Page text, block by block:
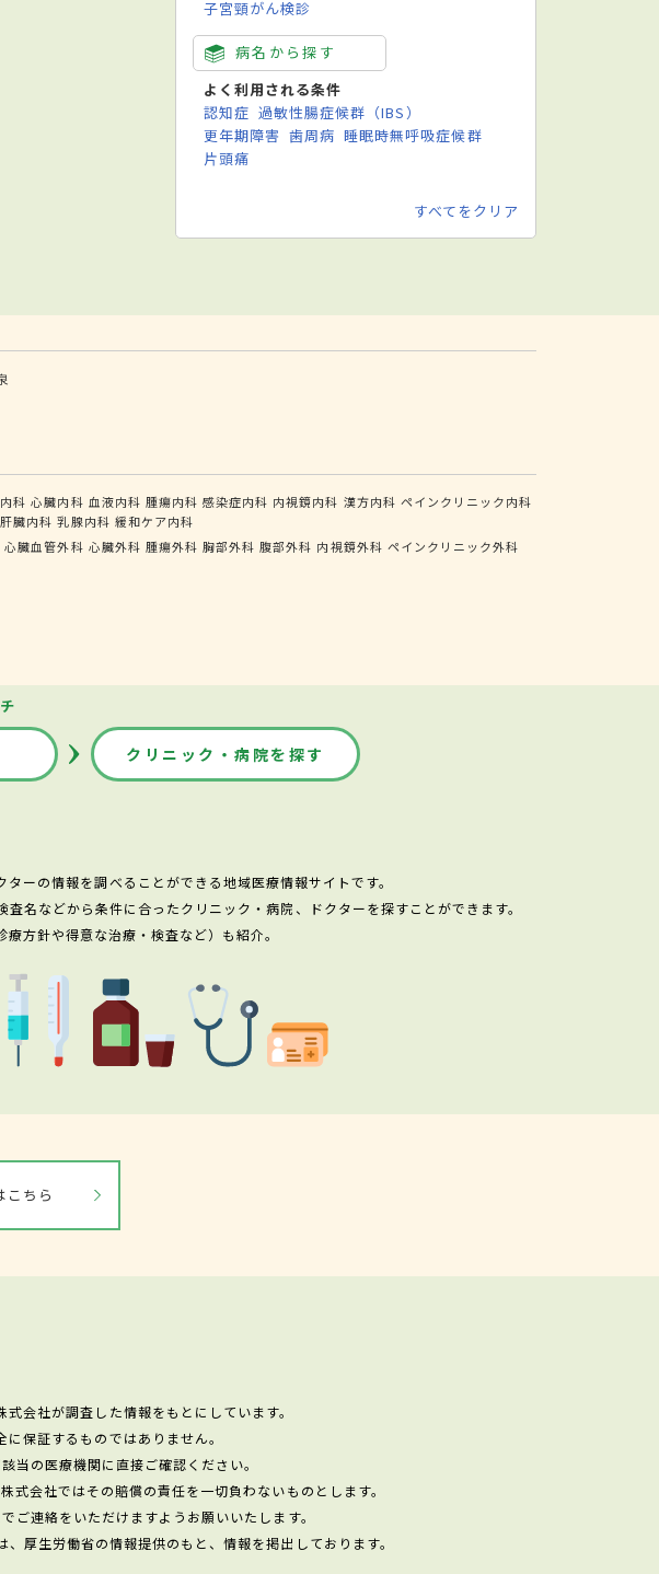
子宮頸がん検診
病名から探す
よく利用される条件
認知症 過敏性腸症候群（IBS）
更年期障害 歯周病 睡眠時無呼吸症候群
片頭痛
すべてをクリア
科 心臓内科 血液内科 腫瘍内科 感染症内科 内視鏡内科 漢方内科 ペインクリニック内科
肝臓内科 乳腺内科 緩和ケア内科
心臓血管外科 心臓外科 腫瘍外科 胸部外科 腹部外科 内視鏡外科 ペインクリニック外科
クリニック・病院を探す
ーの情報を調べることができる地域医療情報サイトです。
名などから条件に合ったクリニック・病院、ドクターを探すことができます。
方針や得意な治療・検査など）も紹介。
こちら
会社が調査した情報をもとにしています。
保証するものではありません。
当の医療機関に直接ご確認ください。
会社ではその賠償の責任を一切負わないものとします。
ご連絡をいただけますようお願いいたします。
厚生労働省の情報提供のもと、情報を掲出しております。